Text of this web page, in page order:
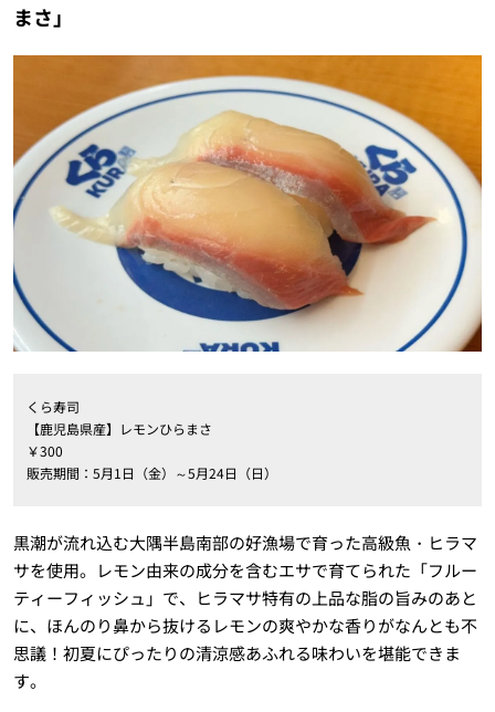
まさ」
くら寿司
【鹿児島県産】レモンひらまさ
￥300
販売期間：5月1日（金）～5月24日（日）
黒潮が流れ込む大隅半島南部の好漁場で育った高級魚・ヒラマ
サを使用。レモン由来の成分を含むエサで育てられた「フルー
ティーフィッシュ」で、ヒラマサ特有の上品な脂の旨みのあと
に、ほんのり鼻から抜けるレモンの爽やかな香りがなんとも不
思議！初夏にぴったりの清涼感あふれる味わいを堪能できま
す。